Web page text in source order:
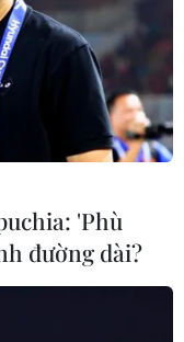
'Phù
đường dài?